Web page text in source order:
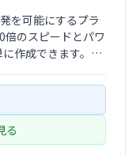
を可能にするプラ
倍のスピードとパワ
作成できます。専
る